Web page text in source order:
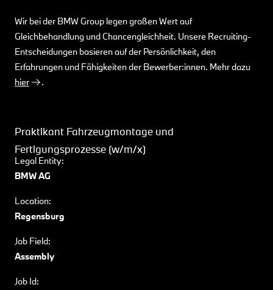
Wir bei der BMW Group legen großen Wert auf
Gleichbehandlung und Chancengleichheit. Unsere Recruiting-
Entscheidungen basieren auf der Persönlichkeit, den
Erfahrungen und Fähigkeiten der Bewerber:innen. Mehr dazu
hier
.
Praktikant Fahrzeugmontage und
Fertigungsprozesse (w/m/x)
Legal Entity:
BMW AG
Location:
Regensburg
Job Field:
Assembly
Job Id: